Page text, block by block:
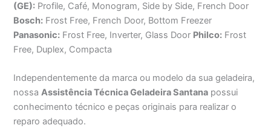
(GE): Profile, Café, Monogram, Side by Side, French Door
Bosch: Frost Free, French Door, Bottom Freezer
Panasonic: Frost Free, Inverter, Glass Door Philco: Frost
Free, Duplex, Compacta
Independentemente da marca ou modelo da sua geladeira,
nossaAssistência Técnica Geladeira Santana possui
conhecimento técnico e peças originais para realizar o
reparo adequado.